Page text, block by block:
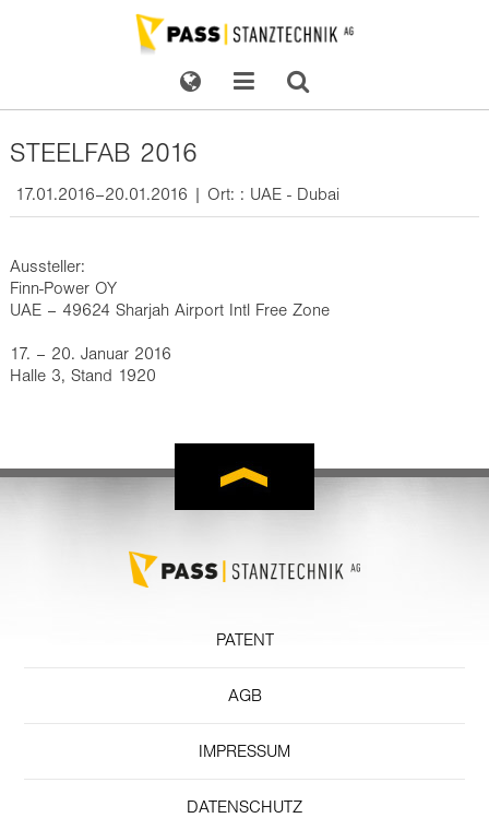
STEELFAB 2016
17.01.2016–20.01.2016 | Ort: : UAE - Dubai
Aussteller:
Finn-Power OY
UAE – 49624 Sharjah Airport Intl Free Zone
17. – 20. Januar 2016
Halle 3, Stand 1920
PATENT
AGB
IMPRESSUM
DATENSCHUTZ